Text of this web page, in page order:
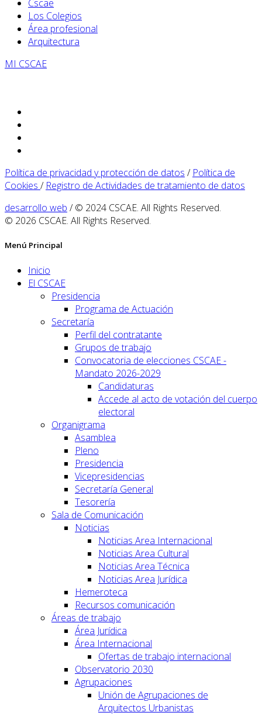
Cscae
Los Colegios
Área profesional
Arquitectura
MI CSCAE
Política de privacidad y protección de datos / Política de
Cookies / Registro de Actividades de tratamiento de datos
desarrollo web / © 2024 CSCAE. All Rights Reserved.
© 2026 CSCAE. All Rights Reserved.
Menú Principal
Inicio
El CSCAE
Presidencia
Programa de Actuación
Secretaría
Perfil del contratante
Grupos de trabajo
Convocatoria de elecciones CSCAE -
Mandato 2026-2029
Candidaturas
Accede al acto de votación del cuerpo
electoral
Organigrama
Asamblea
Pleno
Presidencia
Vicepresidencias
Secretaría General
Tesorería
Sala de Comunicación
Noticias
Noticias Area Internacional
Noticias Area Cultural
Noticias Area Técnica
Noticias Area Jurídica
Hemeroteca
Recursos comunicación
Áreas de trabajo
Área Jurídica
Área Internacional
Ofertas de trabajo internacional
Observatorio 2030
Agrupaciones
Unión de Agrupaciones de
Arquitectos Urbanistas